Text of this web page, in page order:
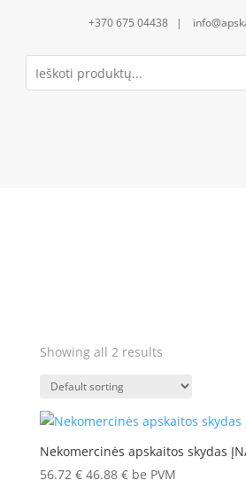
+370 675 04438 |
Showing all 2 results
Nekomercinės apskaitos skydas
56.72 € 46.88 €be PVM